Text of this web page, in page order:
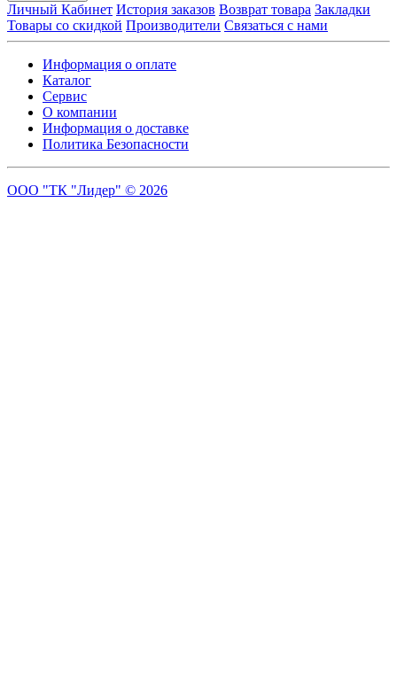
Личный Кабинет История заказов Возврат товара Закладки
Товары со скидкой Производители Связаться с нами
Информация о оплате
Каталог
Сервис
О компании
Информация о доставке
Политика Безопасности
ООО "ТК "Лидер" © 2026